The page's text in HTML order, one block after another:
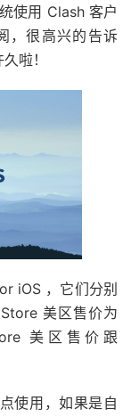
使用 Clash 客户
，很高兴的告诉
啦！
iOS ，它们分别
美区售价为
美区售价跟
使用，如果是自